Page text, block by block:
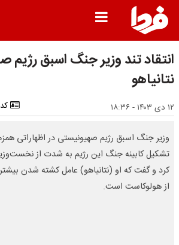
انتقاد تند وزیر جنگ اسبق رژیم
نتانیاهو
۱۲ دی ۱۴۰۳ - ۱۸:۳۶ کد
وزیر جنگ اسبق رژیم صهیونیستی در اظهاراتی
تشکیل کابینه جنگ این رژیم به شدت از نخست‌وزیر
کرد و گفت که او (نتانیاهو) عامل کشته شدن
از هولوکاست است.